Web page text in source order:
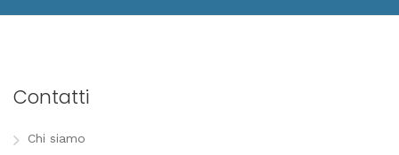
Contatti
Chi siamo